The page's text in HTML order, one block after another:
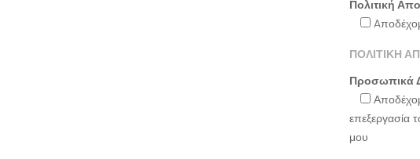
Πολιτική
ΠΟΛΙΤΙΚΗ
Προσωπικά
επεξεργασία
μου